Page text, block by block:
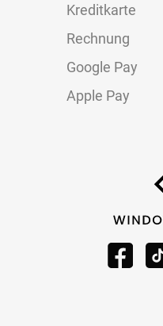
Kreditkarte
Rechnung
Google Pay
Apple Pay